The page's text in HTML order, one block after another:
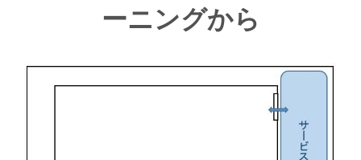
ーニングから